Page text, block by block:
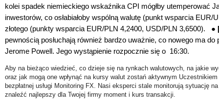
kolei spadek niemieckiego wskaźnika CPI mógłby utemperować
inwestorów, co osłabiałoby wspólną walutę (punkt wsparcia EUR/
złotego (punkty wsparcia EUR/PLN 4,2400, USD/PLN 3,6500). ●
pewnością posłuchają również bardzo uważnie, co nowego ma do
Jerome Powell. Jego wystąpienie rozpocznie się o 16:30.
Aby na bieżąco wiedzieć, co dzieje się na rynkach walutowych, na jakie
oraz jak mogą one wpłynąć na kursy walut zostań aktywnym
bezpłatnej usługi Monitoring FX. Nasi eksperci stale monitorują sytuację
znaleźć najlepszy dla Twojej firmy moment i kurs transakcji.